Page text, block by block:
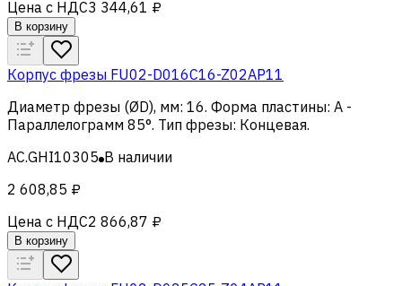
Цена с НДС3 344,61 ₽
В корзину
Корпус фрезы FU02-D016C16-Z02AP11
Диаметр фрезы (ØD), мм: 16. Форма пластины: A -
Параллелограмм 85°. Тип фрезы: Концевая.
AC.GHI10305 В наличии
2 608,85 ₽
Цена с НДС2 866,87 ₽
В корзину